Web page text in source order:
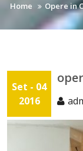
Home Opere in
Set - 04
2016